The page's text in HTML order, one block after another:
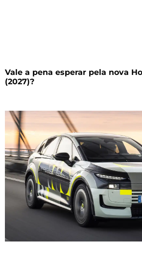
Vale a pena esperar pela nova
(2027)?